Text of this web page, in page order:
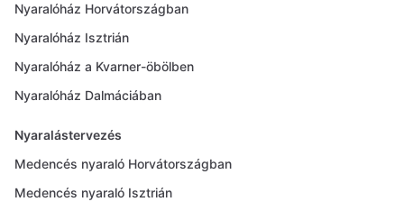
Nyaralóház Horvátországban
Nyaralóház Isztrián
Nyaralóház a Kvarner-öbölben
Nyaralóház Dalmáciában
Nyaralástervezés
Medencés nyaraló Horvátországban
Medencés nyaraló Isztrián